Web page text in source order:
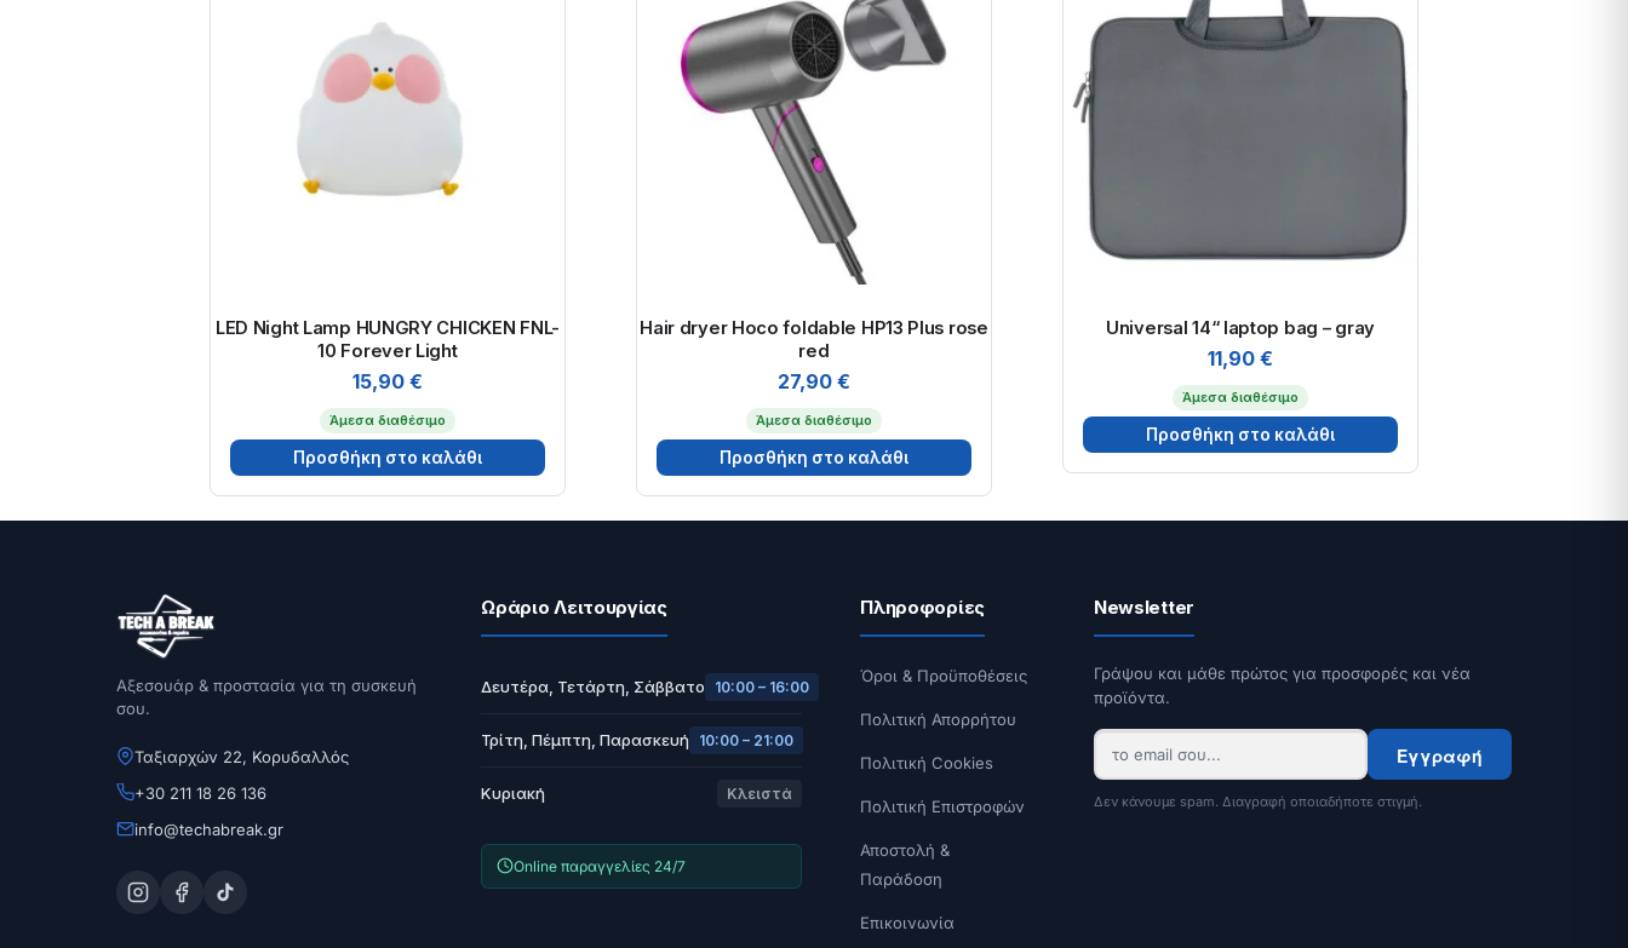
LED Night Lamp HUNGRY CHICKEN FNL-
10 Forever Light
15,90 €
Άμεσα διαθέσιμο
Προσθήκη στο καλάθι
Hair dryer Hoco foldable HP13 Plus rose
red
27,90 €
Άμεσα διαθέσιμο
Προσθήκη στο καλάθι
Universal 14“ laptop bag – gray
11,90 €
Άμεσα διαθέσιμο
Προσθήκη στο καλάθι
Αξεσουάρ & προστασία για τη συσκευή
σου.
Ταξιαρχών 22, Κορυδαλλός
+30 211 18 26 136
info@techabreak.gr
Ωράριο Λειτουργίας
Δευτέρα, Τετάρτη, Σάββατο 10:00 – 16:00
Τρίτη, Πέμπτη, Παρασκευή 10:00 – 21:00
Κυριακή Κλειστά
Online παραγγελίες 24/7
Πληροφορίες
Όροι & Προϋποθέσεις
Πολιτική Απορρήτου
Πολιτική Cookies
Πολιτική Επιστροφών
Αποστολή &
Παράδοση
Επικοινωνία
Newsletter
Γράψου και μάθε πρώτος για προσφορές και νέα
προϊόντα.
Εγγραφή
Δεν κάνουμε spam. Διαγραφή οποιαδήποτε στιγμή.